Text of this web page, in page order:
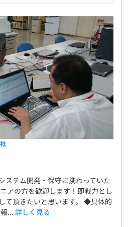
ステム開発・保守に携わっていた
アの方を歓迎します！即戦力とし
て頂きたいと思います。 ◆具体的
... 詳しく見る